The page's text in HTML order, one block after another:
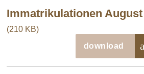
Immatrikulationen August
(210 KB)
download